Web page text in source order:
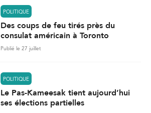
POLITIQUE
Des coups de feu tirés près du
consulat américain à Toronto
Publié le 27 juillet
POLITIQUE
Le Pas-Kameesak tient aujourd’hui
ses élections partielles